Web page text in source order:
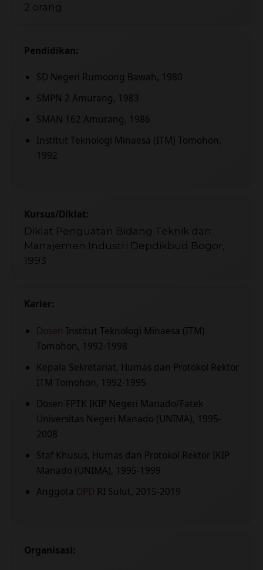
2 orang
Pendidikan:
SD Negeri Rumoong Bawah, 1980
SMPN 2 Amurang, 1983
SMAN 162 Amurang, 1986
Institut Teknologi Minaesa (ITM) Tomohon,
1992
Kursus/Diklat:
Diklat Penguatan Bidang Teknik dan
Manajemen Industri Depdikbud Bogor,
1993
Karier:
Dosen Institut Teknologi Minaesa (ITM)
Tomohon, 1992-1998
Kepala Sekretariat, Humas dan Protokol Rektor
ITM Tomohon, 1992-1995
Dosen FPTK IKIP Negeri Manado/Fatek
Universitas Negeri Manado (UNIMA), 1995-
2008
Staf Khusus, Humas dan Protokol Rektor IKIP
Manado (UNIMA), 1995-1999
Anggota DPD RI Sulut, 2015-2019
Organisasi: